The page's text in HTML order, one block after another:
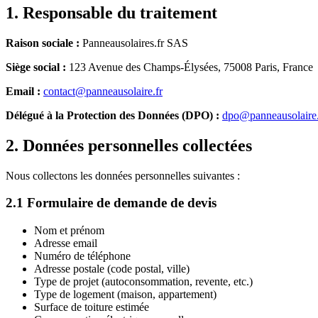
1. Responsable du traitement
Raison sociale : Panneausolaires.fr SAS
Siège social : 123 Avenue des Champs-Élysées, 75008 Paris, France
Email : contact@panneausolaire.fr
Délégué à la Protection des Données (DPO) :
2. Données personnelles collectées
Nous collectons les données personnelles suivantes :
2.1 Formulaire de demande de devis
Nom et prénom
Adresse email
Numéro de téléphone
Adresse postale (code postal, ville)
Type de projet (autoconsommation, revente, etc.)
Type de logement (maison, appartement)
Surface de toiture estimée